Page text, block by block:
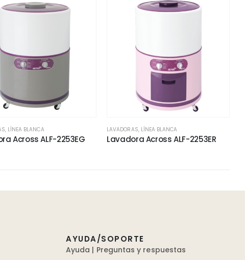
, LÍNEA BLANCA
Across ALF-2253EG
LAVADORAS, LÍNEA BLANCA
Lavadora Across ALF-2253ER
AYUDA/SOPORTE
Ayuda | Preguntas y respuestas